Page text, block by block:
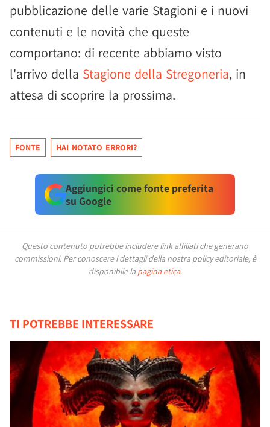
pubblicazione delle varie Stagioni e i nuovi
contenuti e le novità che queste
comportano: di recente abbiamo visto
l'arrivo della Stagione della Stregoneria, in
attesa di scoprire la prossima.
FONTE HAI NOTATO ERRORI?
Aggiungici come fonte preferita
su Google
Questo contenuto potrebbe includere link affiliati che generano
commissioni. Per conoscere i dettagli della nostra policy editoriale, è
disponibile la pagina etica.
TI POTREBBE INTERESSARE